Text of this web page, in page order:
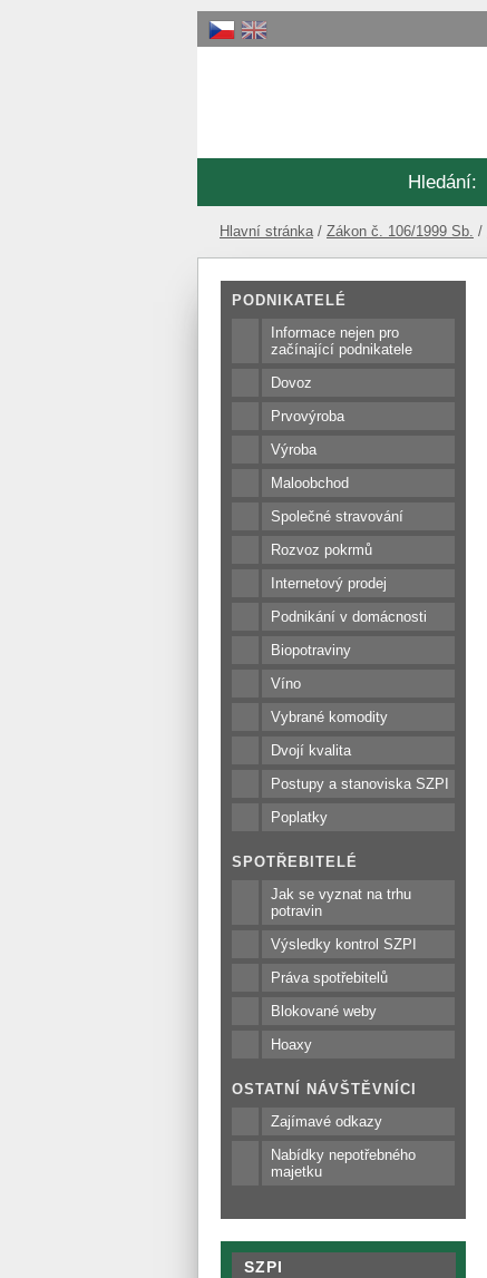
Hledání:
Hlavní stránka Zákon č. 106/1999 Sb.
PODNIKATELÉ
Informace nejen pro
začínající podnikatele
Dovoz
Prvovýroba
Výroba
Maloobchod
Společné stravování
Rozvoz pokrmů
Internetový prodej
Podnikání v domácnosti
Biopotraviny
Víno
Vybrané komodity
Dvojí kvalita
Postupy a stanoviska SZPI
Poplatky
SPOTŘEBITELÉ
Jak se vyznat na trhu
potravin
Výsledky kontrol SZPI
Práva spotřebitelů
Blokované weby
Hoaxy
OSTATNÍ NÁVŠTĚVNÍCI
Zajímavé odkazy
Nabídky nepotřebného
majetku
SZPI